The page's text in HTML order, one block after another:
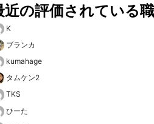
近の評価されている
K
ブランカ
kumahage
タムケン2
TKS
ひーた